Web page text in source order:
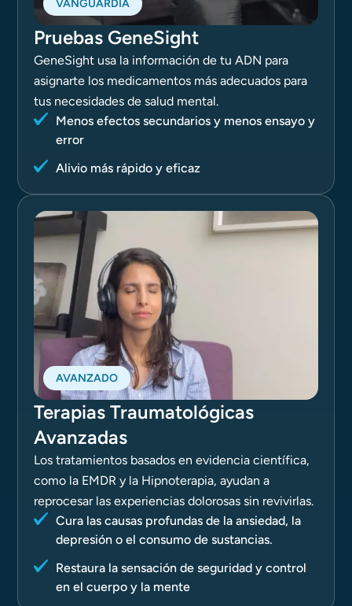
VANGUARDIA
Pruebas GeneSight
GeneSight usa la información de tu ADN para
asignarte los medicamentos más adecuados para
tus necesidades de salud mental.
Menos efectos secundarios y menos ensayo y
error
Alivio más rápido y eficaz
AVANZADO
Terapias Traumatológicas
Avanzadas
Los tratamientos basados en evidencia científica,
como la EMDR y la Hipnoterapia, ayudan a
reprocesar las experiencias dolorosas sin revivirlas.
Cura las causas profundas de la ansiedad, la
depresión o el consumo de sustancias.
Restaura la sensación de seguridad y control
en el cuerpo y la mente